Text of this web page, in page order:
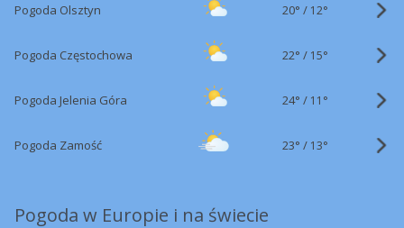
Pogoda Olsztyn 20° / 12°
Pogoda Częstochowa 22° / 15°
Pogoda Jelenia Góra 24° / 11°
Pogoda Zamość 23° / 13°
Pogoda w Europie i na świecie